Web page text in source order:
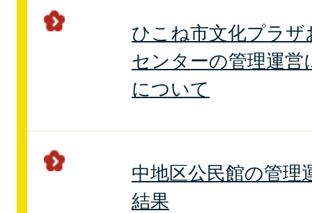
ひこね市文化プラ
センターの管理運営
について
中地区公民館の管理
結果